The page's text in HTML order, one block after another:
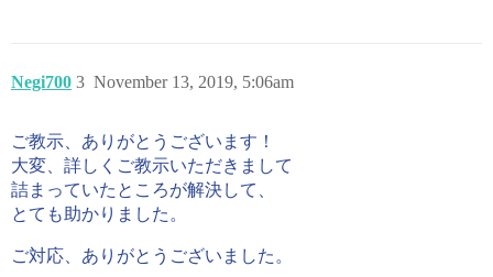
            },
            "ip" : "66.249.73.135"
            "name" : "access"
          },
          "url" : {
"original" : "/blog/geekery/eventdb-
          },
          "input" : {
            "type" : "log"
Negi700 November 13, 2019, 5:06am
3
ご教示、ありがとうございます！
大変、詳しくご教示いただきまして
詰まっていたところが解決して、
とても助かりました。
ご対応、ありがとうございました。